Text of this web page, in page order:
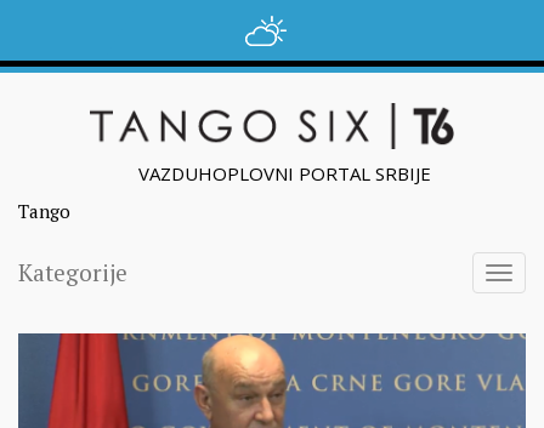
VAZDUHOPLOVNI PORTAL SRBIJE
Tango
Kategorije